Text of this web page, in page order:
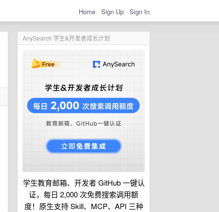
Home Sign Up Sign In
AnySearch 学生&开发者成长计划
学生教育邮箱、开发者 GitHub 一键认
证，每日 2,000 次免费搜索调用额
度！原生支持 Skill、MCP、API 三种